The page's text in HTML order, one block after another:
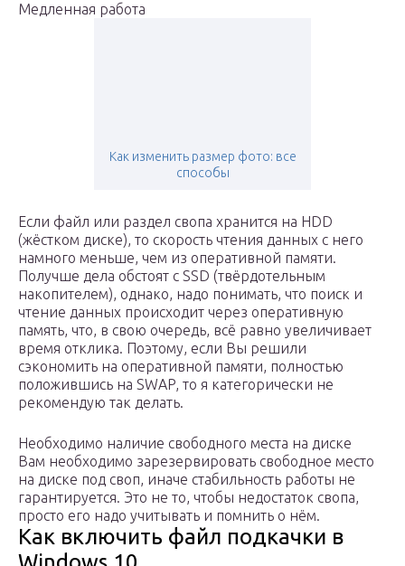
Медленная работа
Как изменить размер фото: все
способы
Если файл или раздел свопа хранится на HDD
(жёстком диске), то скорость чтения данных с него
намного меньше, чем из оперативной памяти.
Получше дела обстоят с SSD (твёрдотельным
накопителем), однако, надо понимать, что поиск и
чтение данных происходит через оперативную
память, что, в свою очередь, всё равно увеличивает
время отклика. Поэтому, если Вы решили
сэкономить на оперативной памяти, полностью
положившись на SWAP, то я категорически не
рекомендую так делать.
Необходимо наличие свободного места на диске
Вам необходимо зарезервировать свободное место
на диске под своп, иначе стабильность работы не
гарантируется. Это не то, чтобы недостаток свопа,
просто его надо учитывать и помнить о нём.
Как включить файл подкачки в